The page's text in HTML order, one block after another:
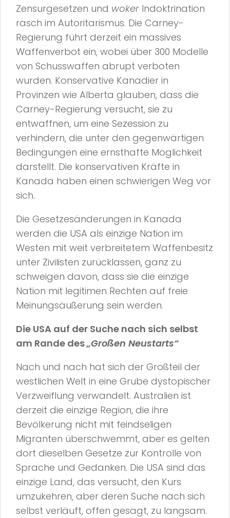
Zensurgesetzen und woker Indoktrination
rasch im Autoritarismus. Die Carney-
Regierung führt derzeit ein massives
Waffenverbot ein, wobei über 300 Modelle
von Schusswaffen abrupt verboten
wurden. Konservative Kanadier in
Provinzen wie Alberta glauben, dass die
Carney-Regierung versucht, sie zu
entwaffnen, um eine Sezession zu
verhindern, die unter den gegenwärtigen
Bedingungen eine ernsthafte Möglichkeit
darstellt. Die konservativen Kräfte in
Kanada haben einen schwierigen Weg vor
sich.
Die Gesetzesänderungen in Kanada
werden die USA als einzige Nation im
Westen mit weit verbreitetem Waffenbesitz
unter Zivilisten zurücklassen, ganz zu
schweigen davon, dass sie die einzige
Nation mit legitimen Rechten auf freie
Meinungsäußerung sein werden.
Die USA auf der Suche nach sich selbst
am Rande des„Großen Neustarts“
Nach und nach hat sich der Großteil der
westlichen Welt in eine Grube dystopischer
Verzweiflung verwandelt. Australien ist
derzeit die einzige Region, die ihre
Bevölkerung nicht mit feindseligen
Migranten überschwemmt, aber es gelten
dort dieselben Gesetze zur Kontrolle von
Sprache und Gedanken. Die USA sind das
einzige Land, das versucht, den Kurs
umzukehren, aber deren Suche nach sich
selbst verläuft, offen gesagt, zu langsam.